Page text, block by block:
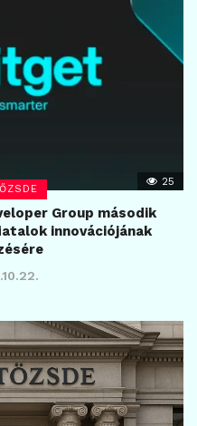
25
Group második
innovációjának